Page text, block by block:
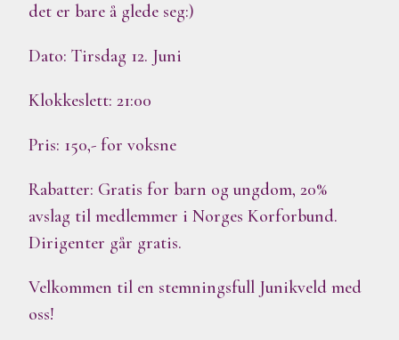
det er bare å glede seg:)
Dato: Tirsdag 12. Juni
Klokkeslett: 21:00
Pris: 150,- for voksne
Rabatter: Gratis for barn og ungdom, 20%
avslag til medlemmer i Norges Korforbund.
Dirigenter går gratis.
Velkommen til en stemningsfull Junikveld med
oss!